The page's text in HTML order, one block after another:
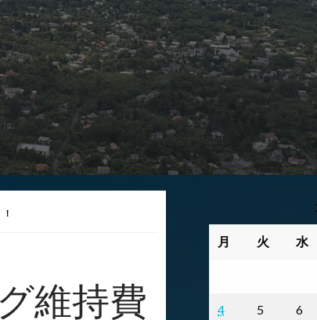
維持費
月 火 水
4 5 6